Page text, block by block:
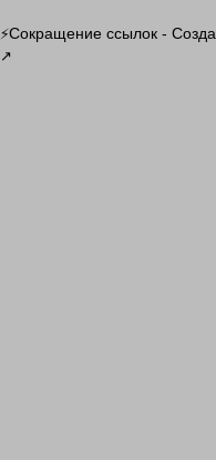
⚡Сокращение ссылок -
↗